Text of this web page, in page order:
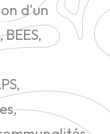
d'un